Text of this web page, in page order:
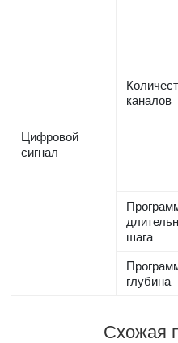
Цифровой
сигнал
каналов
шага
глубина
Схожая